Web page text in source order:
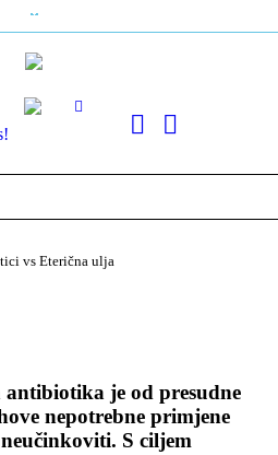
vs Eterična ulja
je od presudne
nepotrebne primjene
S ciljem